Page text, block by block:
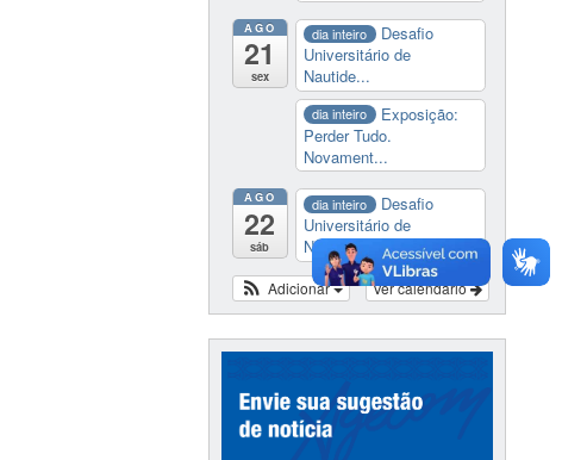
AGO
21
sex
dia inteiro
Desafio
Universitário de
Nautide...
dia inteiro
Exposição:
Perder Tudo.
Novament...
AGO
22
sáb
dia inteiro
Desafio
Universitário de
Nautide...
Ver calendário
Adicionar